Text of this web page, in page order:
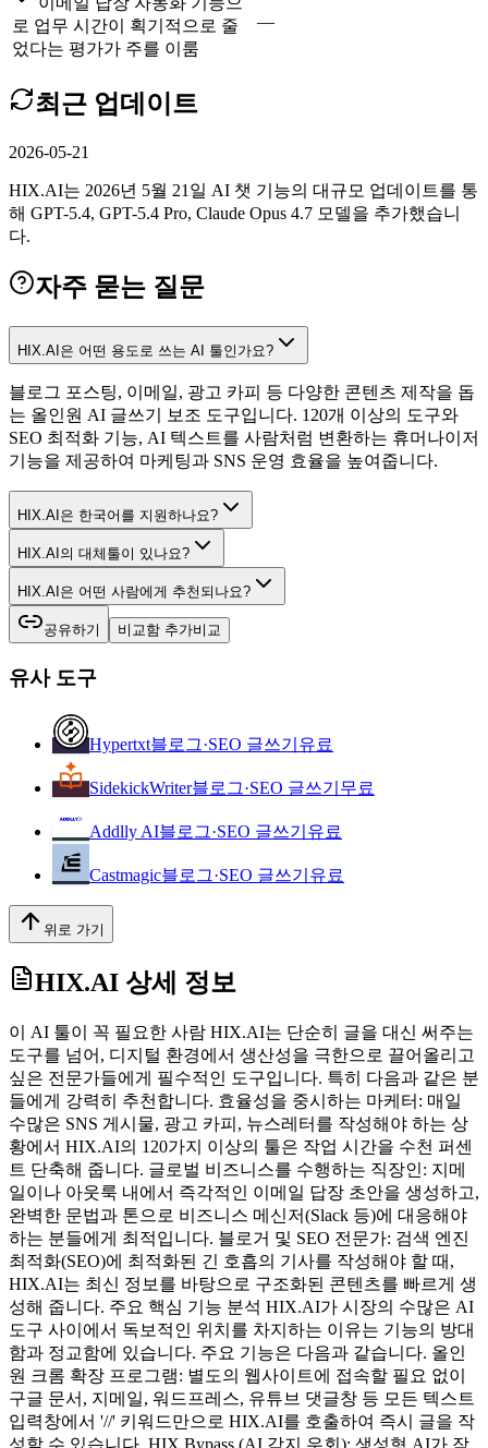
로 업무 시간이 획기적으로 줄
었다는 평가가 주를 이룸
—
최근 업데이트
2026-05-21
HIX.AI는 2026년 5월 21일 AI 챗 기능의 대규모 업데이트를 통
해 GPT-5.4, GPT-5.4 Pro, Claude Opus 4.7 모델을 추가했습니
다.
자주 묻는 질문
HIX.AI은 어떤 용도로 쓰는 AI 툴인가요?
블로그 포스팅, 이메일, 광고 카피 등 다양한 콘텐츠 제작을 돕
는 올인원 AI 글쓰기 보조 도구입니다. 120개 이상의 도구와
SEO 최적화 기능, AI 텍스트를 사람처럼 변환하는 휴머나이저
기능을 제공하여 마케팅과 SNS 운영 효율을 높여줍니다.
HIX.AI은 한국어를 지원하나요?
HIX.AI의 대체툴이 있나요?
HIX.AI은 어떤 사람에게 추천되나요?
공유하기 비교함 추가비교
유사 도구
Hypertxt블로그·SEO 글쓰기 유료
SidekickWriter블로그·SEO 글쓰기 무료
Addlly AI블로그·SEO 글쓰기 유료
Castmagic블로그·SEO 글쓰기 유료
위로 가기
HIX.AI 상세 정보
이 AI 툴이 꼭 필요한 사람 HIX.AI는 단순히 글을 대신 써주는
도구를 넘어, 디지털 환경에서 생산성을 극한으로 끌어올리고
싶은 전문가들에게 필수적인 도구입니다. 특히 다음과 같은 분
들에게 강력히 추천합니다. 효율성을 중시하는 마케터: 매일
수많은 SNS 게시물, 광고 카피, 뉴스레터를 작성해야 하는 상
황에서 HIX.AI의 120가지 이상의 툴은 작업 시간을 수천 퍼센
트 단축해 줍니다. 글로벌 비즈니스를 수행하는 직장인: 지메
일이나 아웃룩 내에서 즉각적인 이메일 답장 초안을 생성하고,
완벽한 문법과 톤으로 비즈니스 메신저(Slack 등)에 대응해야
하는 분들에게 최적입니다. 블로거 및 SEO 전문가: 검색 엔진
최적화(SEO)에 최적화된 긴 호흡의 기사를 작성해야 할 때,
HIX.AI는 최신 정보를 바탕으로 구조화된 콘텐츠를 빠르게 생
성해 줍니다. 주요 핵심 기능 분석 HIX.AI가 시장의 수많은 AI
도구 사이에서 독보적인 위치를 차지하는 이유는 기능의 방대
함과 정교함에 있습니다. 주요 기능은 다음과 같습니다. 올인
원 크롬 확장 프로그램: 별도의 웹사이트에 접속할 필요 없이
구글 문서, 지메일, 워드프레스, 유튜브 댓글창 등 모든 텍스트
입력창에서 '//' 키워드만으로 HIX.AI를 호출하여 즉시 글을 작
성할 수 있습니다. HIX Bypass (AI 감지 우회): 생성형 AI가 작